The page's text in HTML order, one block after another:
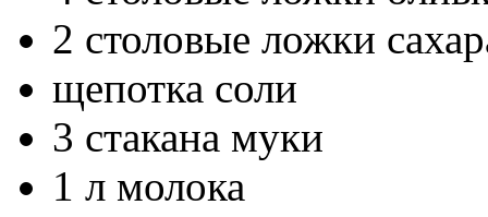
2 столовые ложки
щепотка соли
3 стакана муки
1 л молока